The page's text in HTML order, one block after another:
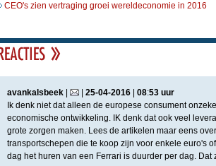
CEO's zien vertraging groei wereldeconomie in 2016
avankalsbeek| | 25-04-2016| 08:53 uur
Ik denk niet dat alleen de europese consument
economische ontwikkeling. IK denk dat ook veel
grote zorgen maken. Lees de artikelen maar eens
transportschepen die te koop zijn voor enkele euro's
dag het huren van een Ferrari is duurder per dag. Dat